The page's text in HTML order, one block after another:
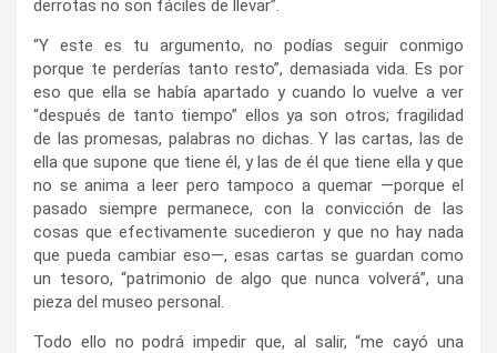
derrotas no son fáciles de llevar”.
“Y este es tu argumento, no podías seguir conmigo
porque te perderías tanto resto”, demasiada vida. Es por
eso que ella se había apartado y cuando lo vuelve a ver
“después de tanto tiempo” ellos ya son otros; fragilidad
de las promesas, palabras no dichas. Y las cartas, las de
ella que supone que tiene él, y las de él que tiene ella y que
no se anima a leer pero tampoco a quemar —porque el
pasado siempre permanece, con la convicción de las
cosas que efectivamente sucedieron y que no hay nada
que pueda cambiar eso—, esas cartas se guardan como
un tesoro, “patrimonio de algo que nunca volverá”, una
pieza del museo personal.
Todo ello no podrá impedir que, al salir, “me cayó una